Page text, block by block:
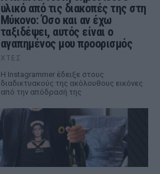
υλικό από τις διακοπές της στη
Μύκονο: Όσο και αν έχω
ταξιδέψει, αυτός είναι ο
αγαπημένος μου προορισμός
ΧΤΕΣ
Η Instagrammer έδειξε στους
διαδικτυακούς της ακόλουθους εικόνες
από την απόδρασή της